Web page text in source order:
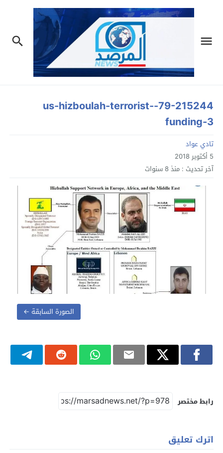
79-215244-us-hizboulah-terrorist-
funding-3
تادي عواد
5 أكتوبر 2018
آخر تحديث : منذ 8 سنوات
الصورة السابقة ←
رابط مختصر
اترك تعليق